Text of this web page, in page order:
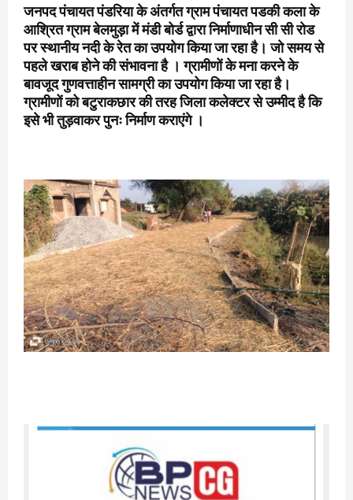
जनपद पंचायत पंडरिया के अंतर्गत ग्राम पंचायत पडकी कला के
आश्रित ग्राम बेलमुड़ा में मंडी बोर्ड द्वारा निर्माणाधीन सी सी रोड
पर स्थानीय नदी के रेत का उपयोग किया जा रहा है। जो समय से
पहले खराब होने की संभावना है । ग्रामीणों के मना करने के
बावजूद गुणवत्ताहीन सामग्री का उपयोग किया जा रहा है।
ग्रामीणों को बटुराकछार की तरह जिला कलेक्टर से उम्मीद है कि
इसे भी तुड़वाकर पुनः निर्माण कराएंगे ।